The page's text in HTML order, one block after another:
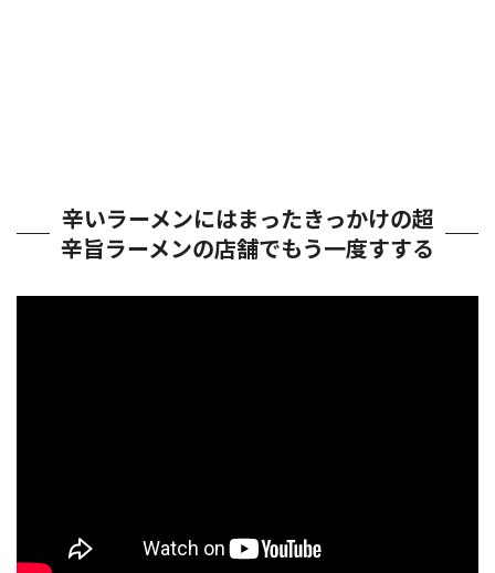
辛いラーメンにはまったきっかけの超
辛旨ラーメンの店舗でもう一度すする